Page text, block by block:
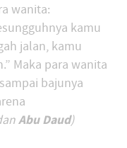
wanita:
kamu
jalan, kamu
Maka para wanita
bajunya
Abu Daud)